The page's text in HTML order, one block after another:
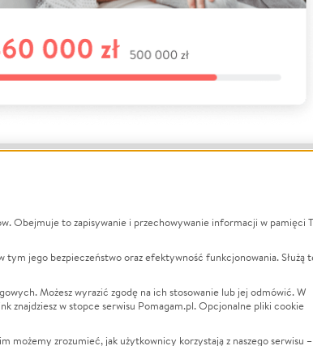
Zbieraj na
Leczenie
Zwierzęta
Pożar
LGBTQ+
Powódź
Wichura
Obejmuje to zapisywanie i przechowywanie informacji w pamięci
jego bezpieczeństwo oraz efektywność funkcjonowania. Służą
Możesz wyrazić zgodę na ich stosowanie lub jej odmówić. W
znajdziesz w stopce serwisu Pomagam.pl. Opcjonalne pliki cookie
możemy zrozumieć, jak użytkownicy korzystają z naszego serwisu –